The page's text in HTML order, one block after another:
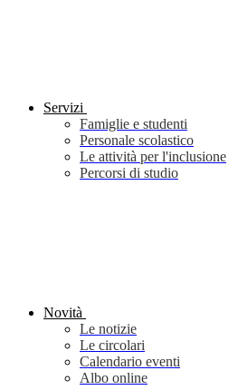
Servizi
Famiglie e studenti
Personale scolastico
Le attività per l'inclusione
Percorsi di studio
Novità
Le notizie
Le circolari
Calendario eventi
Albo online